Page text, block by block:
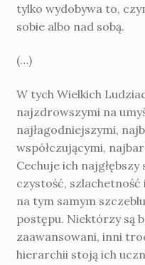
tylko wydobywa to,
sobie albo nad sobą.
(…)
W tych Wielkich
najzdrowszymi na
najłagodniejszymi,
współczującymi,
Cechuje ich najgłębszy
czystość, szlachetność
na tym samym
postępu. Niektórzy są
zaawansowani, inni
hierarchii stoją ich